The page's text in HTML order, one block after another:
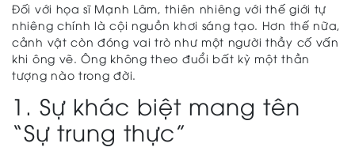
Đối với họa sĩ Mạnh Lâm, thiên nhiêng với thế giới tự
nhiêng chính là cội nguồn khơi sáng tạo. Hơn thế nữa,
cảnh vật còn đóng vai trò như một người thầy cố vấn
khi ông vẽ. Ông không theo đuổi bất kỳ một thần
tượng nào trong đời.
1. Sự khác biệt mang tên
“Sự trung thực”